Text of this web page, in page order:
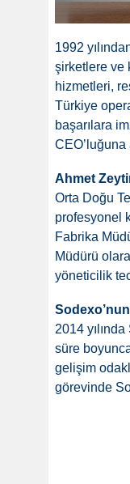
1992
şirketlere ve
hizmetleri,
Türkiye
başarılara
CEO’luğuna
Ahmet
Orta Doğu
profesyonel
Fabrika
Müdürü
yöneticilik
2014
süre
gelişim
görevinde